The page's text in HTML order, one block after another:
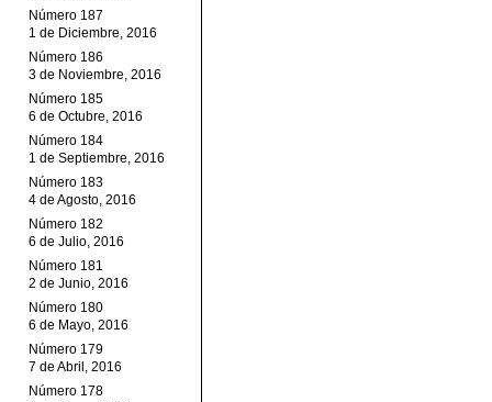
Número 187
1 de Diciembre, 2016
Número 186
3 de Noviembre, 2016
Número 185
6 de Octubre, 2016
Número 184
1 de Septiembre, 2016
Número 183
4 de Agosto, 2016
Número 182
6 de Julio, 2016
Número 181
2 de Junio, 2016
Número 180
6 de Mayo, 2016
Número 179
7 de Abril, 2016
Número 178